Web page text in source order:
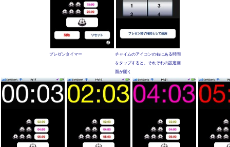
プレゼンタイマー
チャイムのアイコンの右にある時間
をタップすると、それぞれの設定画
面が開く